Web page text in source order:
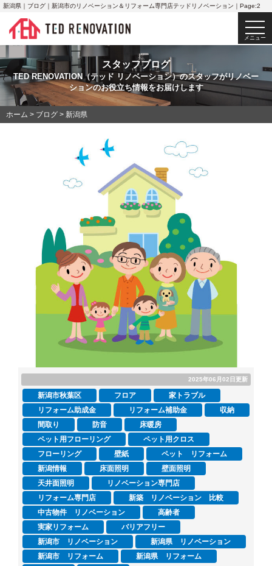
新潟県｜ブログ｜新潟市のリノベーション＆リフォーム専門店テッドリノベーション｜Page:2
メニュー
スタッフブログ
TED RENOVATION（テッド リノベーション）のスタッフがリノベー
ションのお役立ち情報をお届けします
ホーム > ブログ > 新潟県
2025年06月02日更新
新潟市秋葉区 フロア
家トラブル
リフォーム助成金
リフォーム補助金
収納
間取り
防音
床暖房
ペット用フローリング
ペット用クロス
フローリング
壁紙
ペット リフォーム
新潟情報
床面照明
壁面照明
天井面照明
リノベーション専門店
リフォーム専門店
新築 リノベーション 比較
中古物件 リノベーション
高齢者
実家リフォーム
バリアフリー
新潟市 リノベーション
新潟県 リノベーション
新潟市 リフォーム
新潟県 リフォーム